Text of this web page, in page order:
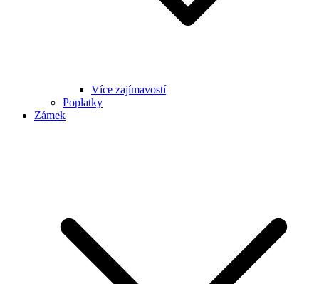
Více zajímavostí
Poplatky
Zámek